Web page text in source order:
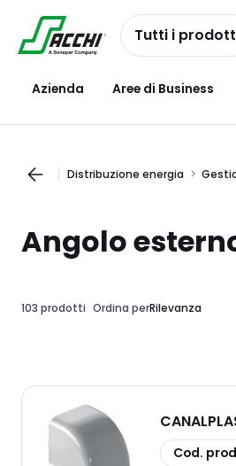
navigazione
Salta al
contenuto
Tutti i
Azienda Aree di Business
Distribuzione energia
Angolo
103 prodotti Ordina per
copia
Cod.